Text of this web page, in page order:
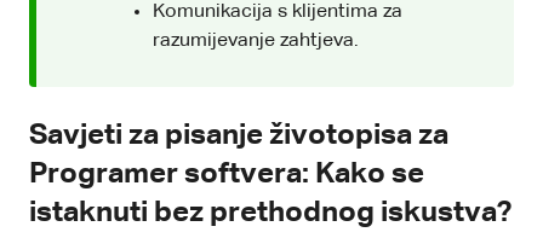
Komunikacija s klijentima za
razumijevanje zahtjeva.
Savjeti za pisanje životopisa za
Programer softvera: Kako se
istaknuti bez prethodnog iskustva?